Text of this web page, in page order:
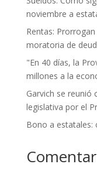
noviembre a
Rentas:
moratoria de
"En 40 días, la
millones a la
Garvich se reunió
legislativa por el
Bono a estatales: